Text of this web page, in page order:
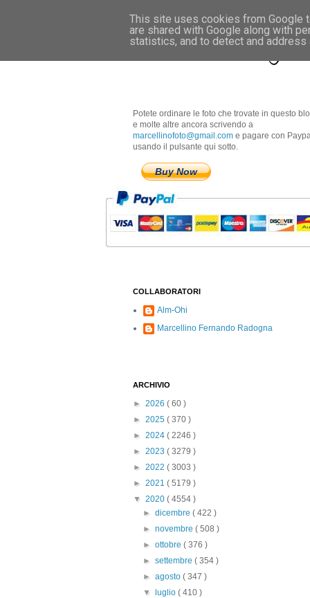
Marcellino
Potete ordinare le foto che trovate in questo
e molte altre ancora scrivendo a
marcellinofoto@gmail.com e pagare con
usando il pulsante qui sotto.
Buy Now
COLLABORATORI
Alm-Ohi
Marcellino Fernando Radogna
ARCHIVIO
► 2026 ( 60 )
► 2025 ( 370 )
► 2024 ( 2246 )
► 2023 ( 3279 )
► 2022 ( 3003 )
► 2021 ( 5179 )
▼ 2020 ( 4554 )
►dicembre( 422 )
►novembre( 508 )
►ottobre( 376 )
►settembre( 354 )
►agosto( 347 )
▼
luglio( 410 )
This site uses cookies from Google
are shared with Google along with
statistics, and to detect and address